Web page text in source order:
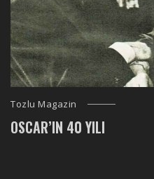
Tozlu Magazin
OSCAR’IN 40 YILI